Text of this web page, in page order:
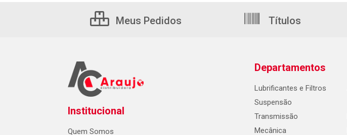
Meus Pedidos Títulos
Institucional
Quem Somos
Departamentos
Lubrificantes e Filtros
Suspensão
Transmissão
Mecânica